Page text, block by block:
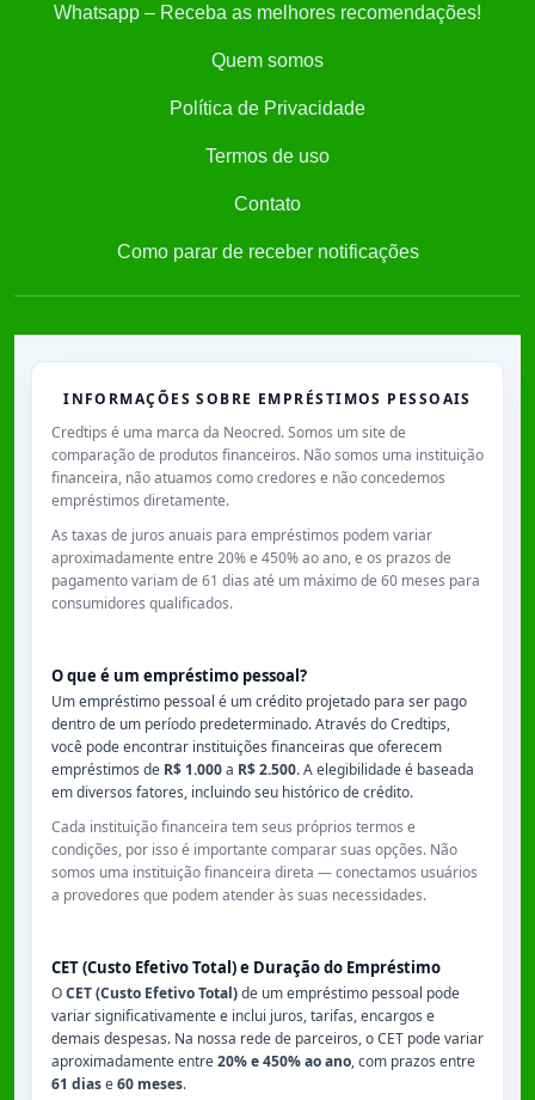
Whatsapp – Receba as melhores recomendações!
Quem somos
Política de Privacidade
Termos de uso
Contato
Como parar de receber notificações
INFORMAÇÕES SOBRE EMPRÉSTIMOS PESSOAIS
Credtips é uma marca da Neocred. Somos um site de
comparação de produtos financeiros. Não somos uma instituição
financeira, não atuamos como credores e não concedemos
empréstimos diretamente.
As taxas de juros anuais para empréstimos podem variar
aproximadamente entre 20% e 450% ao ano, e os prazos de
pagamento variam de 61 dias até um máximo de 60 meses para
consumidores qualificados.
O que é um empréstimo pessoal?
Um empréstimo pessoal é um crédito projetado para ser pago
dentro de um período predeterminado. Através do Credtips,
você pode encontrar instituições financeiras que oferecem
empréstimos de R$ 1.000a R$ 2.500. A elegibilidade é baseada
em diversos fatores, incluindo seu histórico de crédito.
Cada instituição financeira tem seus próprios termos e
condições, por isso é importante comparar suas opções. Não
somos uma instituição financeira direta — conectamos usuários
a provedores que podem atender às suas necessidades.
CET (Custo Efetivo Total) e Duração do Empréstimo
OCET (Custo Efetivo Total)de um empréstimo pessoal pode
variar significativamente e inclui juros, tarifas, encargos e
demais despesas. Na nossa rede de parceiros, o CET pode variar
aproximadamente entre20% e 450% ao ano, com prazos entre
61 diase60 meses.